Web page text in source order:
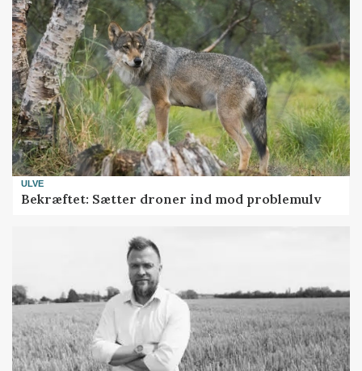
ULVE
Bekræftet: Sætter droner ind mod problemulv